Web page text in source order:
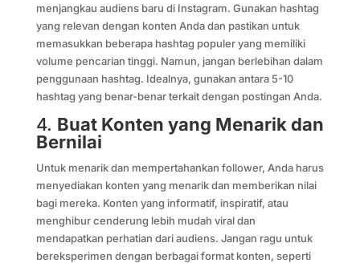
menjangkau audiens baru di Instagram. Gunakan hashtag
yang relevan dengan konten Anda dan pastikan untuk
memasukkan beberapa hashtag populer yang memiliki
volume pencarian tinggi. Namun, jangan berlebihan dalam
penggunaan hashtag. Idealnya, gunakan antara 5-10
hashtag yang benar-benar terkait dengan postingan Anda.
4. Buat Konten yang Menarik dan
Bernilai
Untuk menarik dan mempertahankan follower, Anda harus
menyediakan konten yang menarik dan memberikan nilai
bagi mereka. Konten yang informatif, inspiratif, atau
menghibur cenderung lebih mudah viral dan
mendapatkan perhatian dari audiens. Jangan ragu untuk
bereksperimen dengan berbagai format konten, seperti